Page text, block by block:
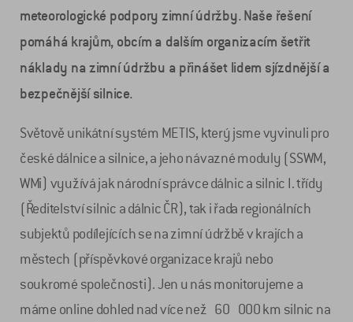
meteorologické podpory zimní údržby. Naše řešení
pomáhá krajům, obcím a dalším organizacím šetřit
náklady na zimní údržbu a přinášet lidem sjízdnější a
bezpečnější silnice.
Světově unikátní systém METIS, který jsme vyvinuli pro
české dálnice a silnice, a jeho návazné moduly (SSWM,
WMi) využívá jak národní správce dálnic a silnic I. třídy
(Ředitelství silnic a dálnic ČR), tak i řada regionálních
subjektů podílejících se na zimní údržbě v krajích a
městech (příspěvkové organizace krajů nebo
soukromé společnosti). Jen u nás monitorujeme a
máme online dohled nad více než 60 000 km silnic na